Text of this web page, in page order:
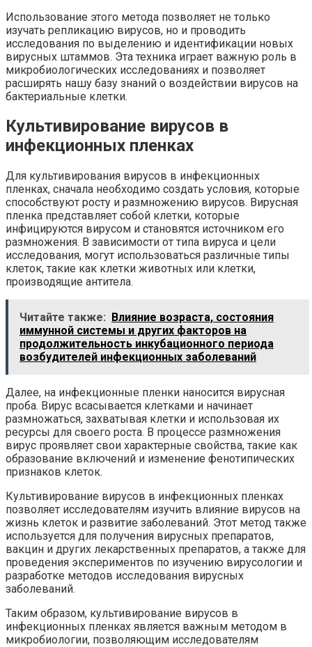
Использование этого метода позволяет не только
изучать репликацию вирусов, но и проводить
исследования по выделению и идентификации новых
вирусных штаммов. Эта техника играет важную роль в
микробиологических исследованиях и позволяет
расширять нашу базу знаний о воздействии вирусов на
бактериальные клетки.
Культивирование вирусов в
инфекционных пленках
Для культивирования вирусов в инфекционных
пленках, сначала необходимо создать условия, которые
способствуют росту и размножению вирусов. Вирусная
пленка представляет собой клетки, которые
инфицируются вирусом и становятся источником его
размножения. В зависимости от типа вируса и цели
исследования, могут использоваться различные типы
клеток, такие как клетки животных или клетки,
производящие антитела.
Читайте также:
Влияние возраста, состояния
иммунной системы и других факторов на
продолжительность инкубационного периода
возбудителей инфекционных заболеваний
Далее, на инфекционные пленки наносится вирусная
проба. Вирус всасывается клетками и начинает
размножаться, захватывая клетки и использовая их
ресурсы для своего роста. В процессе размножения
вирус проявляет свои характерные свойства, такие как
образование включений и изменение фенотипических
признаков клеток.
Культивирование вирусов в инфекционных пленках
позволяет исследователям изучить влияние вирусов на
жизнь клеток и развитие заболеваний. Этот метод также
используется для получения вирусных препаратов,
вакцин и других лекарственных препаратов, а также для
проведения экспериментов по изучению вирусологии и
разработке методов исследования вирусных
заболеваний.
Таким образом, культивирование вирусов в
инфекционных пленках является важным методом в
микробиологии, позволяющим исследователям